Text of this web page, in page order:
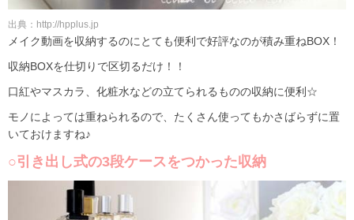
出典：http://hpplus.jp
メイク動画を収納するのにとても便利で好評なのが積み重ねBOX！
収納BOXを仕切りで区切るだけ！！
口紅やマスカラ、化粧水などの立てられるものの収納に便利☆
モノによっては重ねられるので、たくさん使ってもかさばらずに置
いておけますね♪
○引き出し式の3段ケースをつかった収納